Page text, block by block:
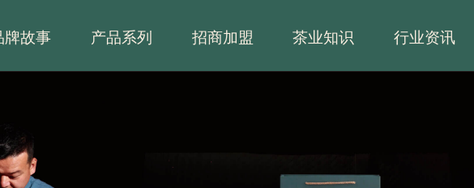
牌故事 产品系列 招商加盟 茶业知识 行业资讯